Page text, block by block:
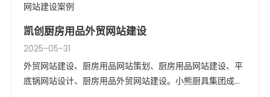
网站建设案例
凯创厨房用品外贸网站建设
2025-05-31
外贸网站建设、厨房用品网站策划、厨房用品网站建设、平
底锅网站设计、厨房用品外贸网站建设。小熊厨具集团成立